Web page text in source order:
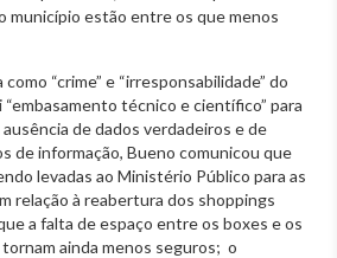
município estão entre os que menos
“crime” e “irresponsabilidade” do
técnico e científico” para
ausência de dados verdadeiros e de
de informação, Bueno comunicou que
levadas ao Ministério Público para as
relação à reabertura dos shoppings
a falta de espaço entre os boxes e os
ainda menos seguros; o